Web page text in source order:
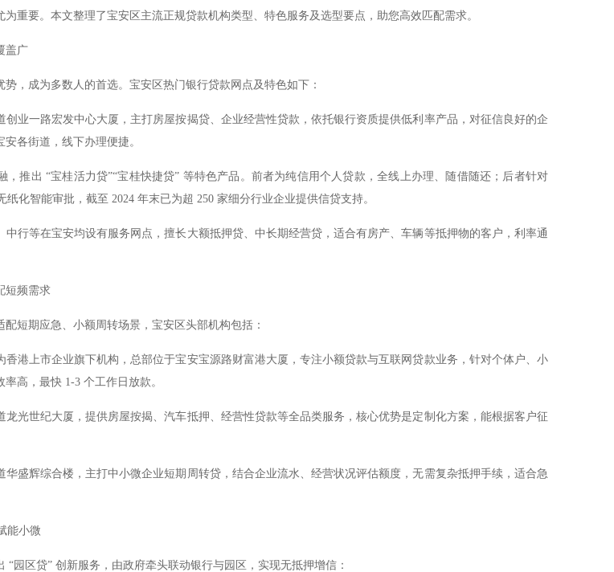
重要。本文整理了宝安区主流正规贷款机构类型、特色服务及选型要点，助您高效匹配需求。
盖广
，成为多数人的首选。宝安区热门银行贷款网点及特色如下：
创业一路宏发中心大厦，主打房屋按揭贷、企业经营性贷款，依托银行资质提供低利率产品，对征信良好的企
各街道，线下办理便捷。
，推出 “宝桂活力贷”“宝桂快捷贷” 等特色产品。前者为纯信用个人贷款，全线上办理、随借随还；后者针对
纸化智能审批，截至 2024 年末已为超 250 家细分行业企业提供信贷支持。
中行等在宝安均设有服务网点，擅长大额抵押贷、中长期经营贷，适合有房产、车辆等抵押物的客户，利率通
短频需求
短期应急、小额周转场景，宝安区头部机构包括：
香港上市企业旗下机构，总部位于宝安宝源路财富港大厦，专注小额贷款与互联网贷款业务，针对个体户、小
高，最快 1-3 个工作日放款。
龙光世纪大厦，提供房屋按揭、汽车抵押、经营性贷款等全品类服务，核心优势是定制化方案，能根据客户征
华盛辉综合楼，主打中小微企业短期周转贷，结合企业流水、经营状况评估额度，无需复杂抵押手续，适合急
能小微
“园区贷” 创新服务，由政府牵头联动银行与园区，实现无抵押增信：